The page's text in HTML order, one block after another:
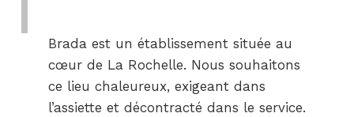
Brada est un établissement située au
cœur de La Rochelle. Nous souhaitons
ce lieu chaleureux, exigeant dans
l’assiette et décontracté dans le service.